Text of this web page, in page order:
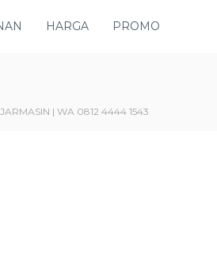
HARGA PROMO
| WA 0812 4444 1543